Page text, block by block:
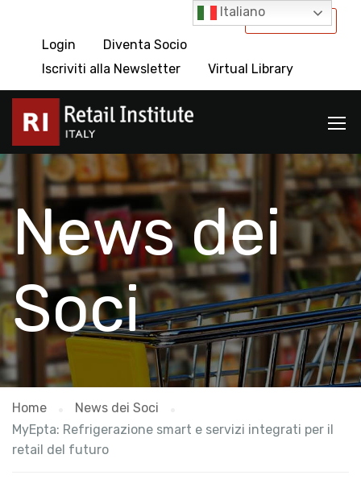
International
Login
Diventa Socio
Iscriviti alla Newsletter
Virtual Library
News dei
Soci
Home
News dei Soci
MyEpta: Refrigerazione smart e servizi integrati per il
retail del futuro
Italiano